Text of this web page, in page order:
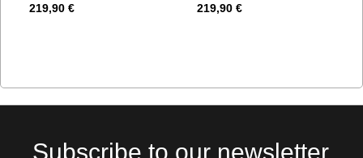
219,90 € 219,90 €
Subscribe to our newsletter